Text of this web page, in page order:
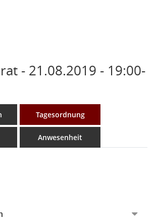
- 21.08.2019 - 19:00-
Tagesordnung
Anwesenheit